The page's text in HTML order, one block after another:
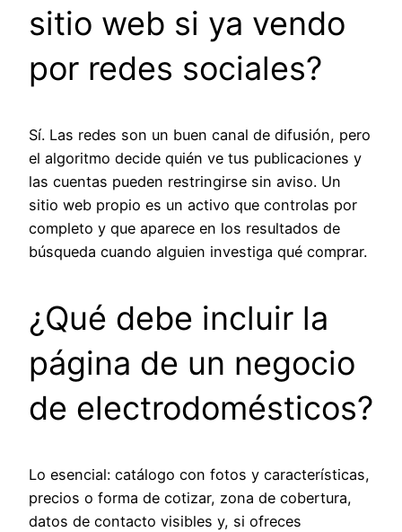
sitio web si ya vendo
por redes sociales?
Sí. Las redes son un buen canal de difusión, pero
el algoritmo decide quién ve tus publicaciones y
las cuentas pueden restringirse sin aviso. Un
sitio web propio es un activo que controlas por
completo y que aparece en los resultados de
búsqueda cuando alguien investiga qué comprar.
¿Qué debe incluir la
página de un negocio
de electrodomésticos?
Lo esencial: catálogo con fotos y características,
precios o forma de cotizar, zona de cobertura,
datos de contacto visibles y, si ofreces